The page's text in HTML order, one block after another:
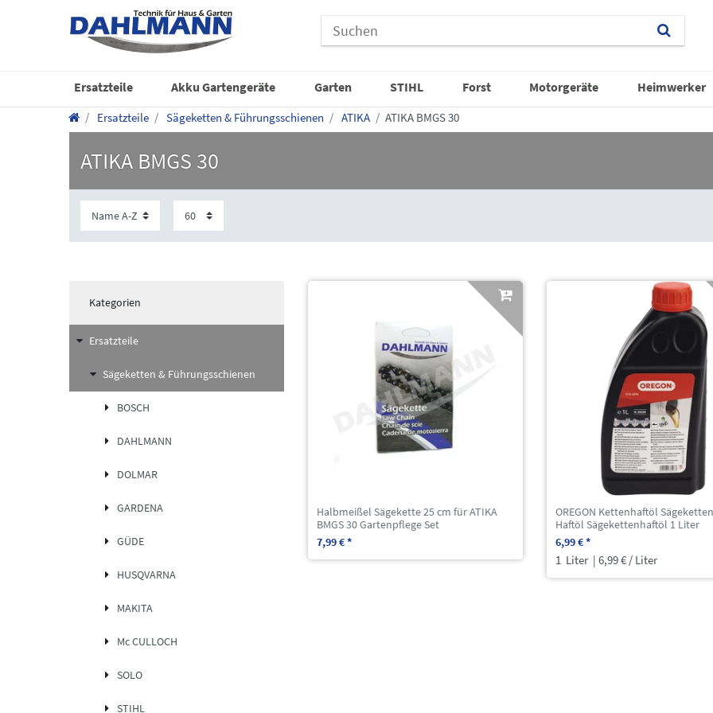
Ersatzteile Akku Gartengeräte Garten STIHL Forst Motorgeräte Heimwerker
Ersatzteile Sägeketten & Führungsschienen ATIKA ATIKA BMGS 30
ATIKA BMGS 30
Kategorien
Ersatzteile
Sägeketten & Führungsschienen
BOSCH
DAHLMANN
DOLMAR
GARDENA
GÜDE
HUSQVARNA
MAKITA
Mc CULLOCH
SOLO
STIHL
Halbmeißel Sägekette 25 cm für ATIKA
BMGS 30 Gartenpflege Set
7,99 € *
OREGON Kettenhaftöl
Haftöl Sägekettenhaftöl 1 Liter
6,99 € *
1 Liter | 6,99 € / Liter